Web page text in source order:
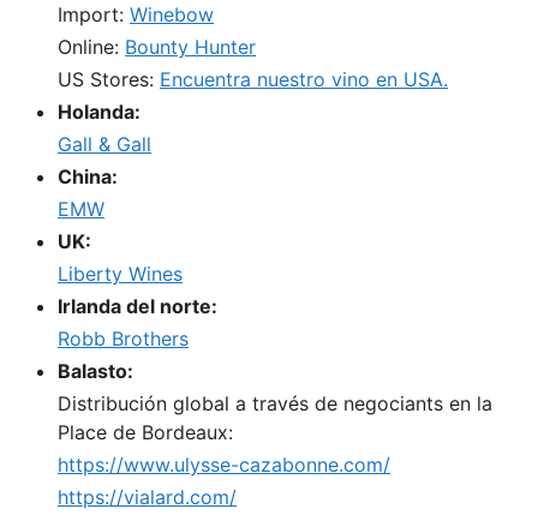
Import: Winebow
Online: Bounty Hunter
US Stores: Encuentra nuestro vino en USA.
Holanda:
Gall & Gall
China:
EMW
UK:
Liberty Wines
Irlanda del norte:
Robb Brothers
Balasto:
Distribución global a través de negociants en la
Place de Bordeaux:
https://www.ulysse-cazabonne.com/
https://vialard.com/